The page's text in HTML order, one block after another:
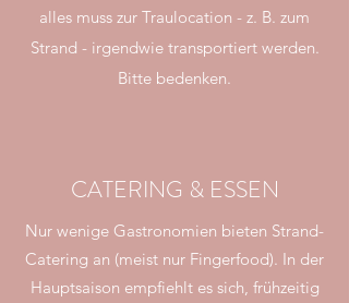
alles muss zur Traulocation - z. B. zum
Strand - irgendwie transportiert werden.
Bitte bedenken.
CATERING & ESSEN
Nur wenige Gastronomien bieten Strand-
Catering an (meist nur Fingerfood). In der
Hauptsaison empfiehlt es sich, frühzeitig